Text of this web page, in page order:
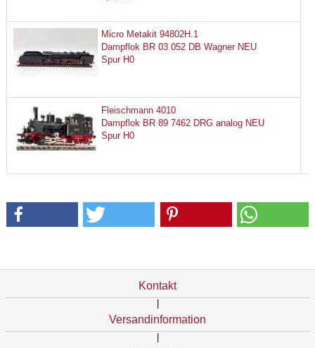
Micro Metakit 94802H.1
Dampflok BR 03 052 DB Wagner NEU
Spur H0
Fleischmann 4010
Dampflok BR 89 7462 DRG analog NEU
Spur H0
Kontakt
Versandinformation